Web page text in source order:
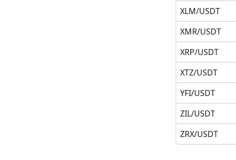
XLM/USDT
XMR/USDT
XRP/USDT
XTZ/USDT
YFI/USDT
ZIL/USDT
ZRX/USDT